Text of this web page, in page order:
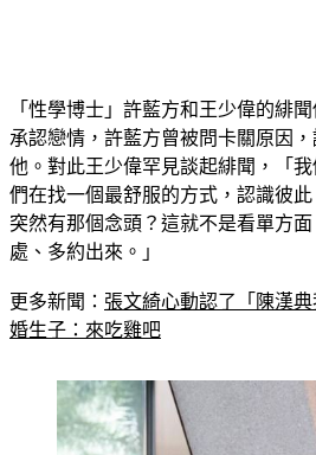
「性學博士」許藍方和王少偉的緋
承認戀情，許藍方曾被問卡關原因
他。對此王少偉罕見談起緋聞，「
們在找一個最舒服的方式，認識彼此
突然有那個念頭？這就不是看單方面
更多新聞：張文綺心動認了「陳漢典